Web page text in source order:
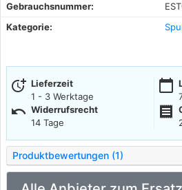
Gebrauchsnummer:
Kategorie:
more_time Lieferzeit
1 - 3 Werktage
calendar_today
undo Widerrufsrecht
14 Tage
receipt
Produktbewertungen (1)